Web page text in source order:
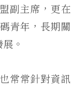
副主席，更在
青年，長期關
。
常常針對資訊